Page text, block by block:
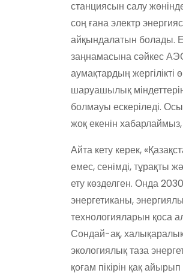
станциясын салу
соң ғана электр
айқындалатын болады.
заңнамасына сәйкес
аумақтардың жергілікті
шаруашылық
болмауы ескеріледі.
жоқ екенін
Айта кету керек,
емес, сенімді, тұрақты
ету көзделген. Онда
энергетиканы,
технологияларын қоса
Сондай-ақ,
экологиялық таза
қоғам пікірін қақ